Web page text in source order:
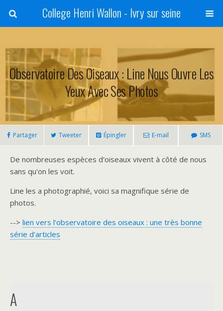
College Henri Wallon - Ivry sur seine
Observatoire Des Oiseaux : Line Nous Ouvre Les
Yeux Avec Ses Photos
Partager Tweeter Épingler E-mail SMS
De nombreuses espèces d'oiseaux vivent à côté de nous
sans qu'on les voit.
Line les a photographié, voici sa magnifique série de
photos.
--> lien vers l'observatoire des oiseaux : une très bonne
série d'articles
A